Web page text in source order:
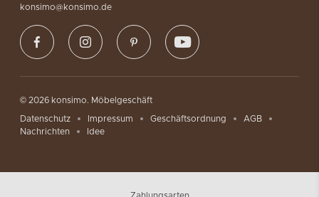
konsimo@konsimo.de
© 2026 konsimo. Möbelgeschäft
Datenschutz Impressum Geschäftsordnung
AGB
Nachrichten
Idee